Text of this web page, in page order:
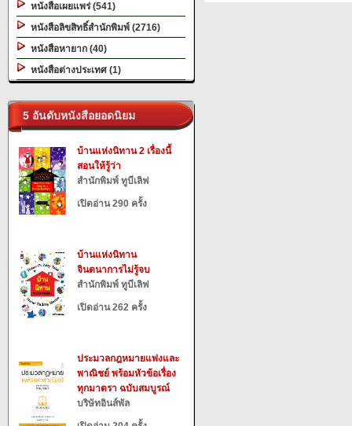
หนังสือเผยแพร่ (541)
หนังสือลิขสิทธิ์สำนักพิมพ์ (2716)
หนังสือหายาก (40)
หนังสือต่างประเทศ (1)
5 อันดับหนังสือยอดนิยม
บ้านแห่งนิทาน 2 เรื่องนี้
สอนให้รู้ว่า
สำนักพิมพ์ ทูบีเลิฟ
เปิดอ่าน 290 ครั้ง
บ้านแห่งนิทาน
จินตนาการไม่รู้จบ
สำนักพิมพ์ ทูบีเลิฟ
เปิดอ่าน 262 ครั้ง
ประมวลกฎหมายแพ่งและ
พาณิชย์ พร้อมหัวข้อเรื่อง
ทุกมาตรา ฉบับสมบูรณ์
บริษัทอินส์พัล